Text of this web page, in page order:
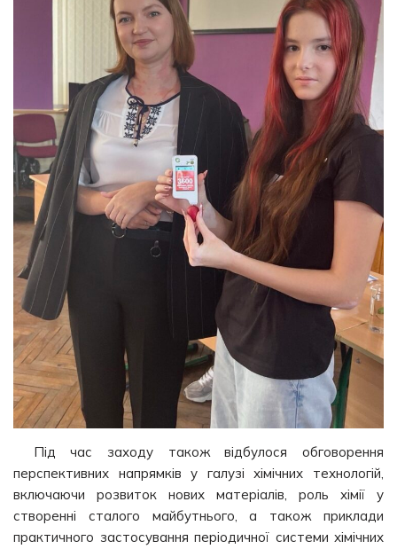
Під час заходу також відбулося обговорення
перспективних напрямків у галузі хімічних технологій,
включаючи розвиток нових матеріалів, роль хімії у
створенні сталого майбутнього, а також приклади
практичного застосування періодичної системи хімічних